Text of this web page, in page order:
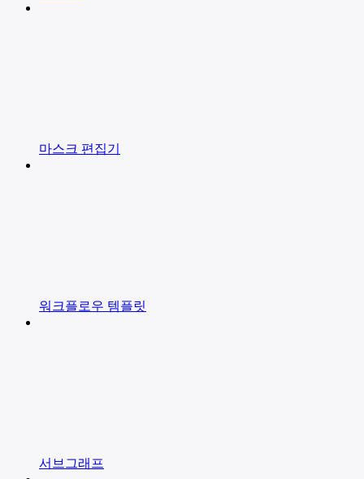
마스크 편집기
워크플로우 템플릿
서브그래프